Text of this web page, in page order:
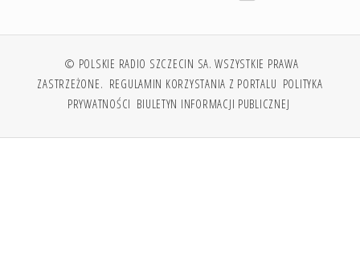
© POLSKIE RADIO SZCZECIN SA. WSZYSTKIE PRAWA
ZASTRZEŻONE. REGULAMIN KORZYSTANIA Z PORTALU POLITYKA
PRYWATNOŚCI BIULETYN INFORMACJI PUBLICZNEJ